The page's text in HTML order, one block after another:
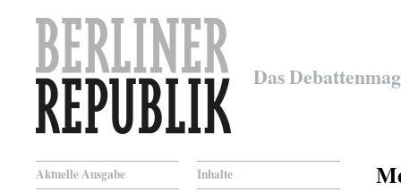
Das
Aktuelle Ausgabe
Inhalte